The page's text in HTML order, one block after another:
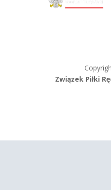
Związek Piłki